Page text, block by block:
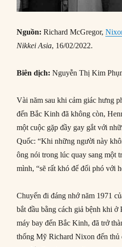
Nguồn: Richard McGregor,
Nikkei Asia, 16/02/2022.
Biên dịch: Nguyễn Thị Kim
Vài năm sau khi cảm giác hưng
đến Bắc Kinh đã không còn,
một cuộc gặp đầy gay gắt với
Quốc: “Khi những người này
ông nói trong lúc quay sang một
mình, “sẽ rất khó để đối phó với
Chuyến đi đáng nhớ năm 1971
bắt đầu bằng cách giả bệnh khi ở
máy bay đến Bắc Kinh, đã trở
thống Mỹ Richard Nixon đến thủ